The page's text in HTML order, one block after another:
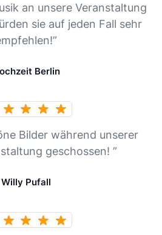
an unsere Veranstaltung
sie auf jeden Fall sehr
Berlin
Bilder während unserer
geschossen! ”
Willy Pufall